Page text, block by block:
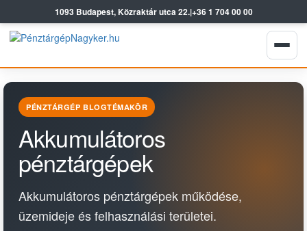
1093 Budapest, Közraktár utca 22.|+36 1 704 00 00
PÉNZTÁRGÉP BLOGTÉMAKÖR
Akkumulátoros
pénztárgépek
Akkumulátoros pénztárgépek működése,
üzemideje és felhasználási területei.